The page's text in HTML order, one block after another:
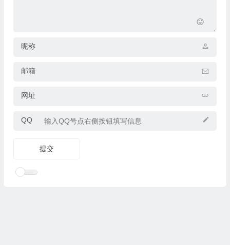
昵称
邮箱
网址
QQ